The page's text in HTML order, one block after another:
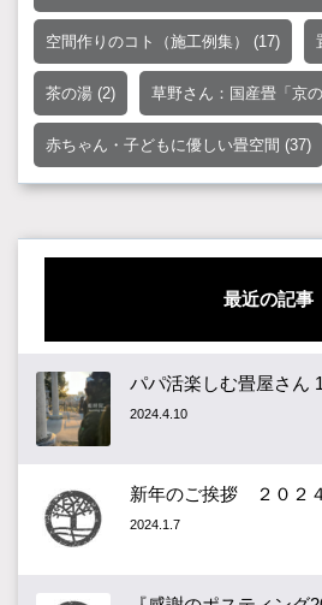
空間作りのコト（施工例集） (17)
茶の湯 (2) 草野さん：国産畳「京の
赤ちゃん・子どもに優しい畳空間 (37)
最近の記事
パパ活楽しむ畳屋さん 1
2024.4.10
新年のご挨拶 ２０２
2024.1.7